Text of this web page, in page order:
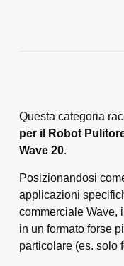
Questa categoria
per il Robot
Wave 20.
Posizionandosi
applicazioni
commerciale Wave,
in un formato forse
particolare (es. solo